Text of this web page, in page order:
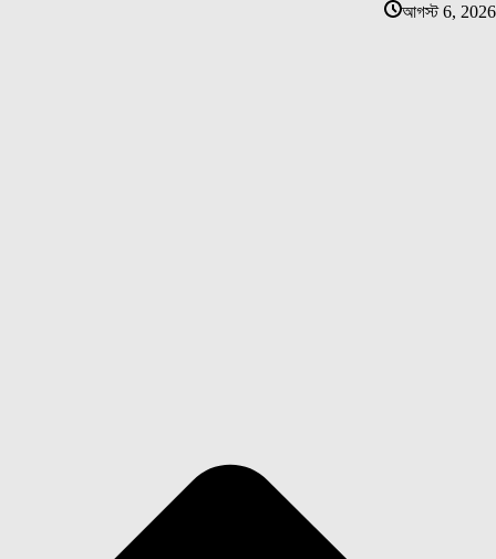
আগস্ট 6, 2026